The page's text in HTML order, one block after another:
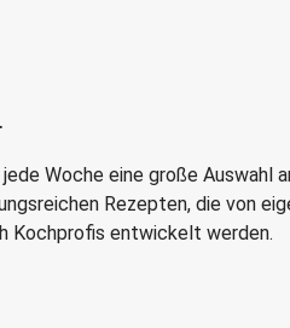
Woche eine große Auswahl
Rezepten, die von
Kochprofis entwickelt werden.